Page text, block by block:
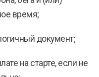
время;
документ;
на старте, если не